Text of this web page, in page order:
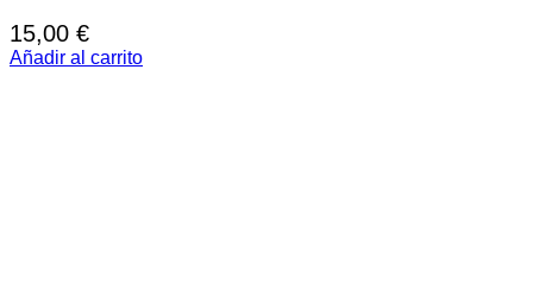
15,00 €
Añadir al carrito